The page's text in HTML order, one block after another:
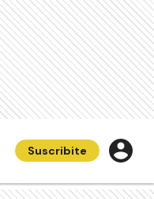
Suscribite